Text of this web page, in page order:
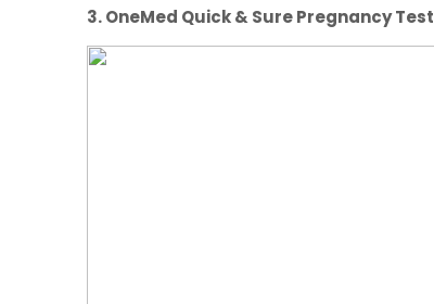
3. OneMed Quick & Sure Pregnancy Test